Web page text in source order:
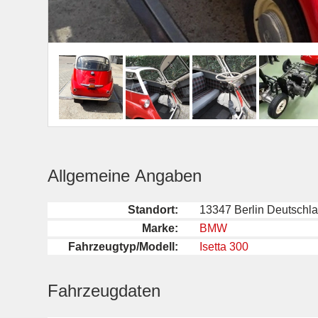
Allgemeine Angaben
Standort:
13347 Berlin
Marke:
BMW
Fahrzeugtyp/Modell:
Isetta 300
Fahrzeugdaten